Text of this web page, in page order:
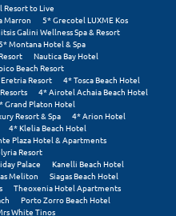
Resort to Live
Marron
5* Grecotel LUXME Kos
Galini Wellness Spa & Resort
5* Montana Hotel & Spa
Nautica Bay Hotel
Beach Resort
Resort
4* Tosca Beach Hotel
4* Airotel Achaia Beach Hotel
Grand Platon Hotel
Resort & Spa
4* Arion Hotel
4* Klelia Beach Hotel
Plaza Hotel & Apartments
Resort
Palace
Kanelli Beach Hotel
Meliton
Siagas Beach Hotel
Theoxenia Hotel Apartments
Porto Zorro Beach Hotel
White Tinos